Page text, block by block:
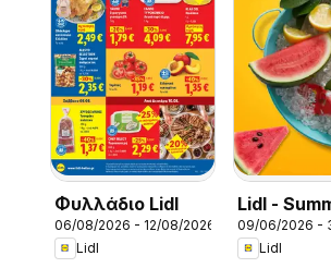
Φυλλάδιο Lidl
06/08/2026 - 12/08/2026
Lidl
Lidl -
Booklet
09/06/2026 -
Lidl